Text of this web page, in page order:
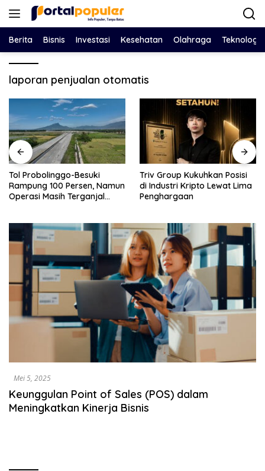
Langsung
Berita Bisnis Investasi Kesehatan Olahraga Teknologi
laporan penjualan otomatis
Triv Group Kukuhkan Posisi
di Industri Kripto Lewat Lima
Penghargaan
Nasim Khan Pilih Jalur Dialog,
Jembatani Perselisihan
Holding PTPN dan SPBUN-
Mei 5, 2025
Keunggulan Point of Sales (POS) dalam
Meningkatkan Kinerja Bisnis